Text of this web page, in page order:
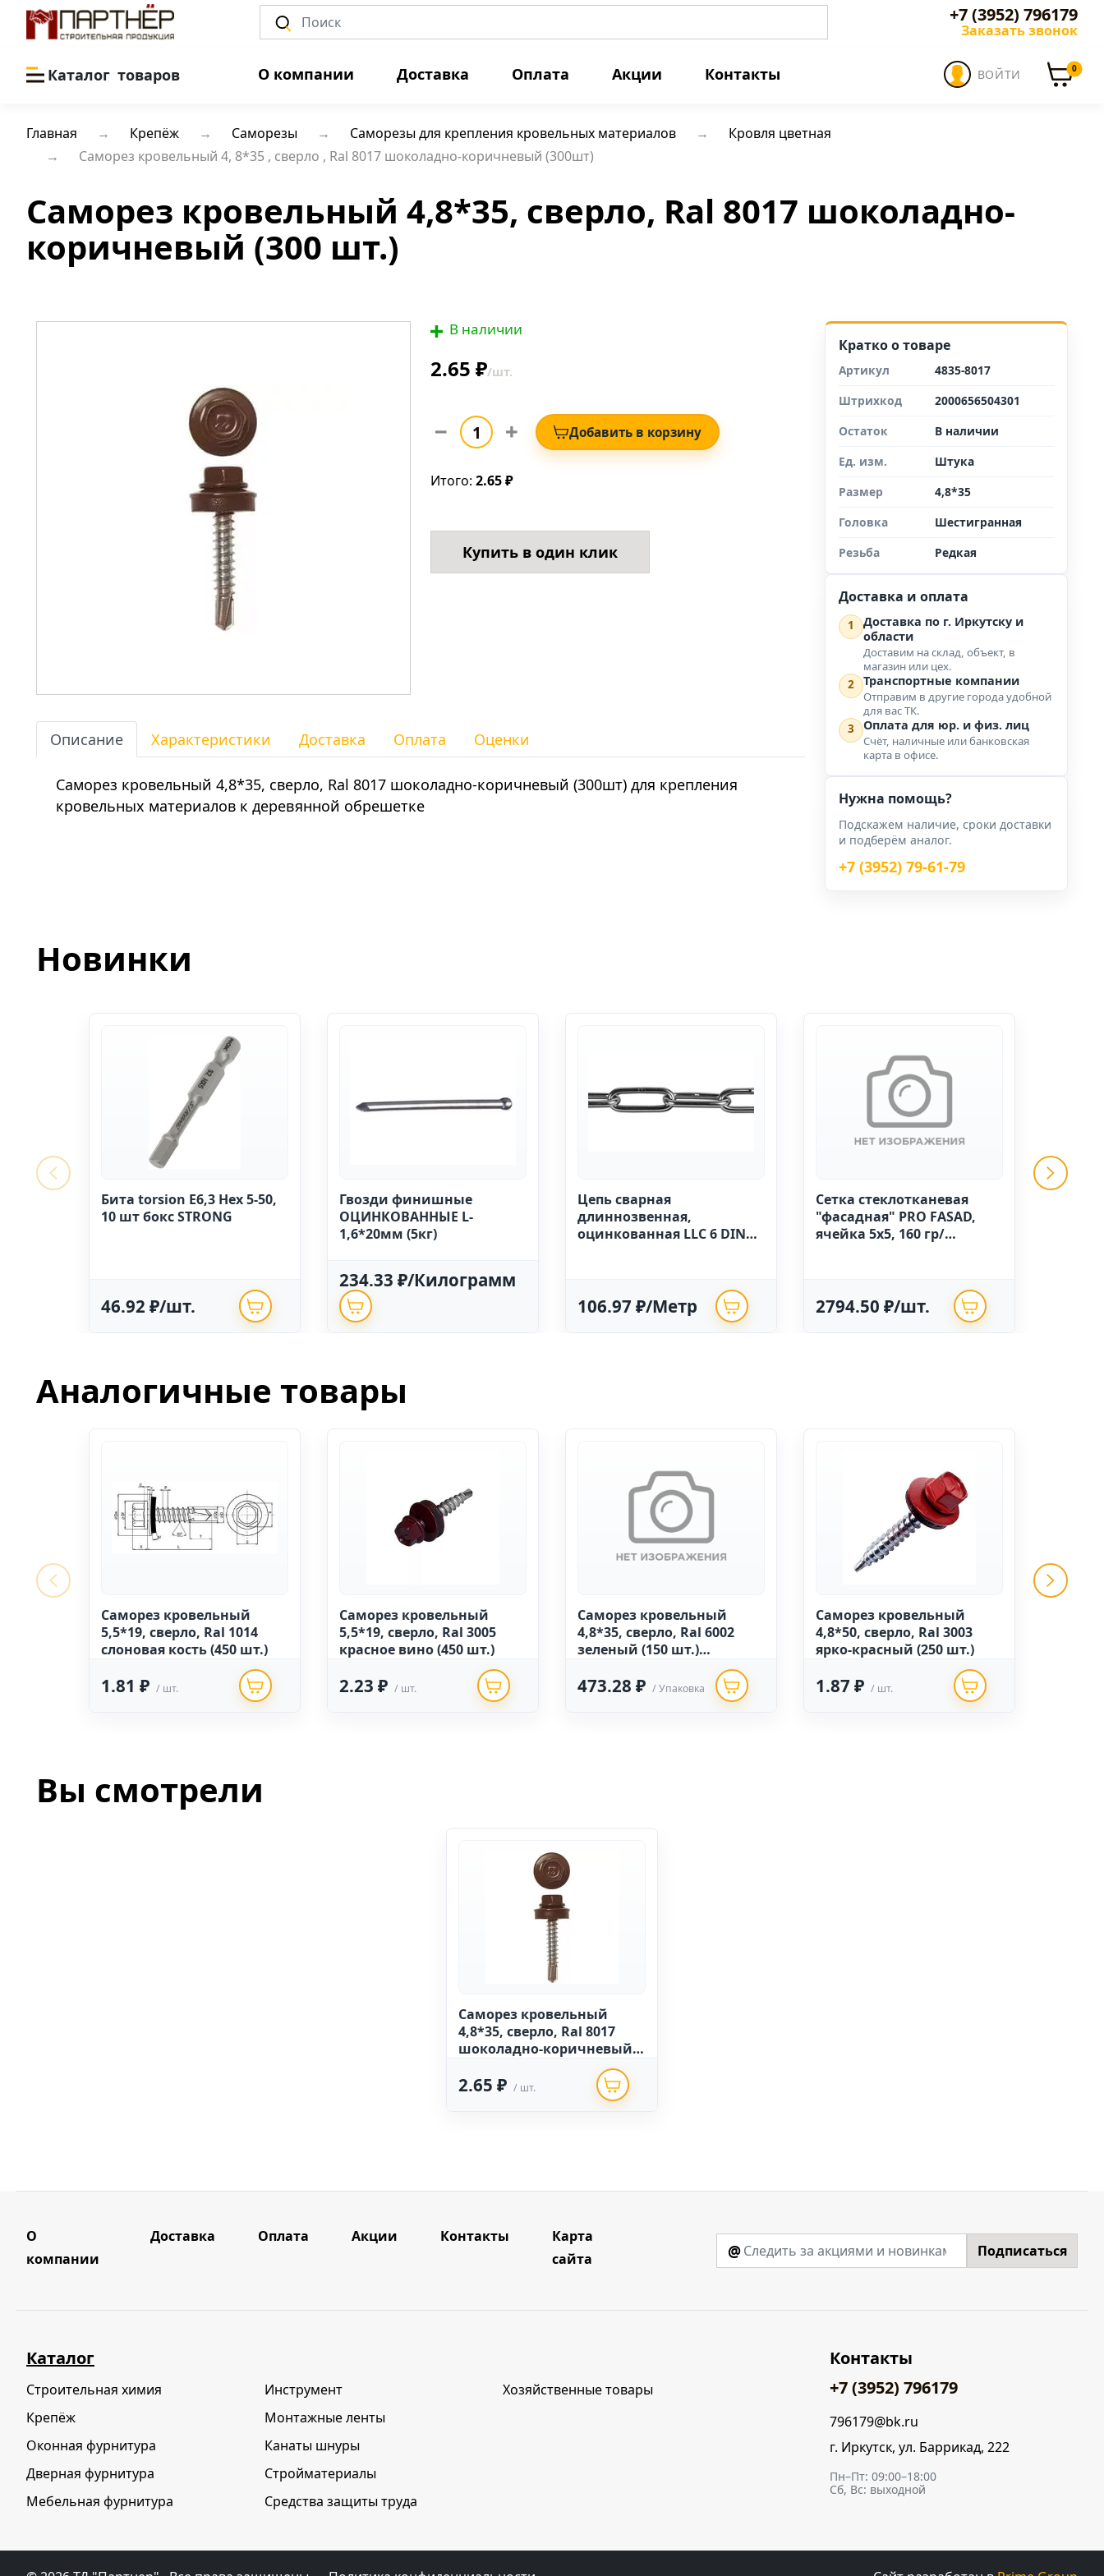
+7 (3952) 796179
Заказать звонок
Каталог товаров О компании Доставка Оплата Акции Контакты ВОЙТИ 0
Главная Крепёж Саморезы Саморезы для крепления кровельных материалов
Кровля цветная
Саморез кровельный 4, 8*35 , сверло , Ral 8017 шоколадно-коричневый (300шт)
Саморез кровельный 4,8*35, сверло, Ral 8017 шоколадно-
коричневый (300 шт.)
В наличии
2.65 ₽/шт.
Добавить в корзину
Итого: 2.65 ₽
Купить в один клик
Описание Характеристики Доставка Оплата Оценки
Саморез кровельный 4,8*35, сверло, Ral 8017 шоколадно-коричневый (300шт) для крепления
кровельных материалов к деревянной обрешетке
Кратко о товаре
Артикул
4835-8017
Штрихкод
2000656504301
Остаток
В наличии
Ед. изм.
Штука
Размер
4,8*35
Головка
Шестигранная
Резьба
Редкая
Доставка и оплата
1
Доставка по г. Иркутску и
области
Доставим на склад, объект, в
магазин или цех.
2
Транспортные компании
Отправим в другие города удобной
для вас ТК.
3
Оплата для юр. и физ. лиц
Счёт, наличные или банковская
карта в офисе.
Нужна помощь?
Подскажем наличие, сроки доставки
и подберём аналог.
+7 (3952) 79-61-79
Новинки
Бита torsion E6,3 Hex 5-50,
10 шт бокс STRONG
46.92 ₽/шт.
Гвозди финишные
ОЦИНКОВАННЫЕ L-
1,6*20мм (5кг)
234.33 ₽/Килограмм
Цепь сварная
длиннозвенная,
оцинкованная LLC 6 DIN
106.97 ₽/Метр
Сетка стеклотканевая
"фасадная" PRO FASAD,
ячейка 5х5, 160 гр/
2794.50 ₽/шт.
Аналогичные товары
Саморез кровельный
5,5*19, сверло, Ral 1014
слоновая кость (450 шт.)
1.81 ₽ / шт.
Саморез кровельный
5,5*19, сверло, Ral 3005
красное вино (450 шт.)
2.23 ₽ / шт.
Саморез кровельный
4,8*35, сверло, Ral 6002
зеленый (150 шт.)
473.28 ₽ / Упаковка
Саморез кровельный
4,8*50, сверло, Ral 3003
ярко-красный (250 шт.)
1.87 ₽ / шт.
Вы смотрели
Саморез кровельный
4,8*35, сверло, Ral 8017
шоколадно-коричневый
2.65 ₽ / шт.
О
компании
Доставка Оплата Акции Контакты
Карта
сайта
@ Подписаться
Каталог
Строительная химия
Крепёж
Оконная фурнитура
Дверная фурнитура
Мебельная фурнитура
Инструмент
Монтажные ленты
Канаты шнуры
Стройматериалы
Средства защиты труда
Хозяйственные товары
Контакты
+7 (3952) 796179
796179@bk.ru
г. Иркутск, ул. Баррикад, 222
Пн–Пт: 09:00–18:00
Сб, Вс: выходной